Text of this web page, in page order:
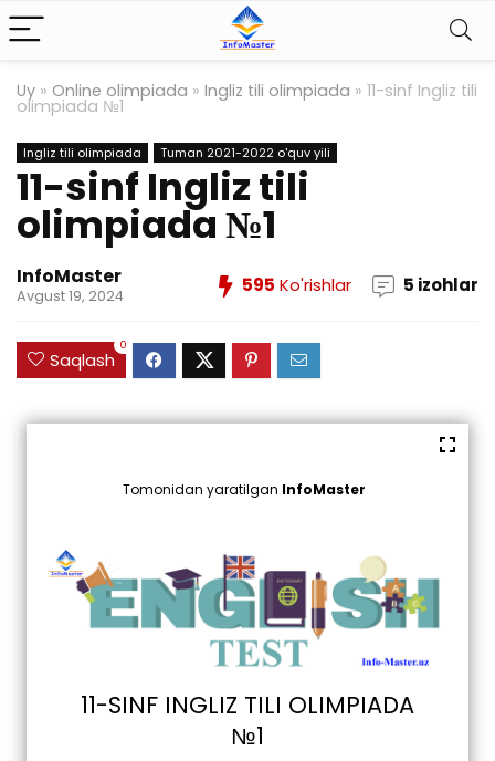
Uy » Online olimpiada » Ingliz tili olimpiada » 11-sinf Ingliz tili
olimpiada №1
Ingliz tili olimpiada Tuman 2021-2022 o'quv yili
11-sinf Ingliz tili
olimpiada №1
InfoMaster
Avgust 19, 2024 595 Ko'rishlar 5 izohlar
Saqlash
0
Tomonidan yaratilgan InfoMaster
11-SINF INGLIZ TILI OLIMPIADA
№1